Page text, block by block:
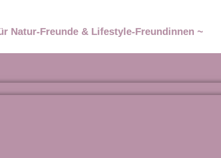
Natur-Freunde & Lifestyle-Freundinnen ~